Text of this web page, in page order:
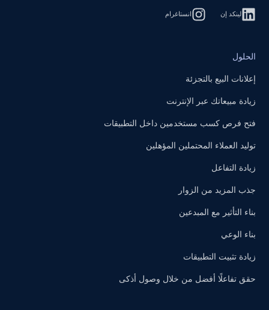
لينكد إن انستاغرام
الحلول
إعلانات البيع بالتجزئة
زيادة مبيعاتك عبر الإنترنت
فتح فرص كسب مستخدمين داخل التطبيقات
توليد العملاء المحتملين المؤهلين
زيادة التفاعل
جذب المزيد من الزوار
بناء التأثير مع المبدعين
بناء الوعي
زيادة تثبيت التطبيقات
حقق تفاعلًا أفضل من خلال وصول أذكى